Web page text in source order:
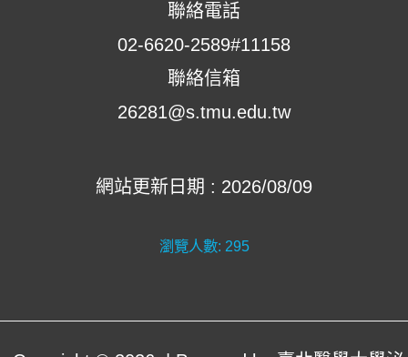
聯絡電話
02-6620-2589#11158
聯絡信箱
26281@s.tmu.edu.tw
網站更新日期 : 2026/08/09
瀏覽人數: 295